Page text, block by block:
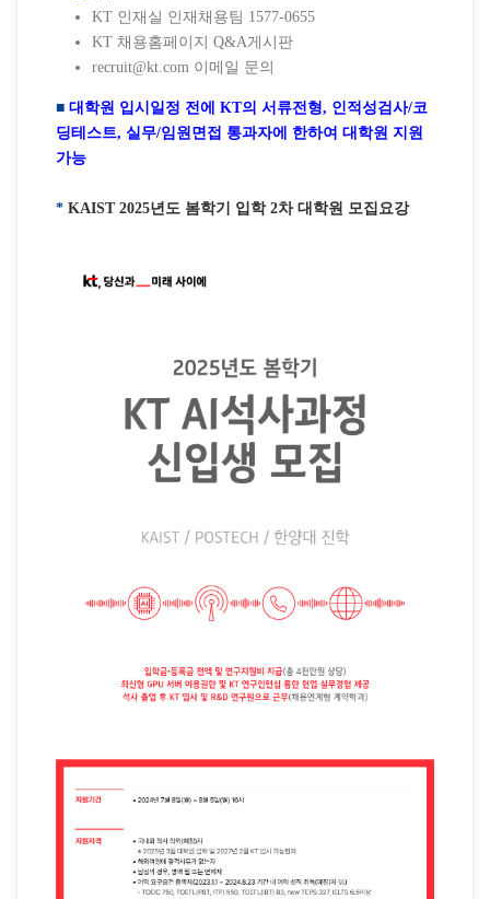
KT 인재실 인재채용팀 1577-0655
KT 채용홈페이지 Q&A게시판
recruit@kt.com 이메일 문의
■ 대학원 입시일정 전에 KT의 서류전형, 인적성검사/코
딩테스트, 실무/임원면접 통과자에 한하여 대학원 지원
가능
* KAIST 2025년도 봄학기 입학 2차 대학원 모집요강